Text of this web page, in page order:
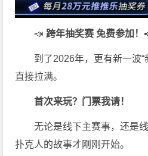
📣 跨年抽奖赛 免费参加 ！
到了2026年，更有新一波“
直接拉满。
首次来玩？门票我请！
无论是线下主赛事，还是
扑克人的故事才刚刚开始。